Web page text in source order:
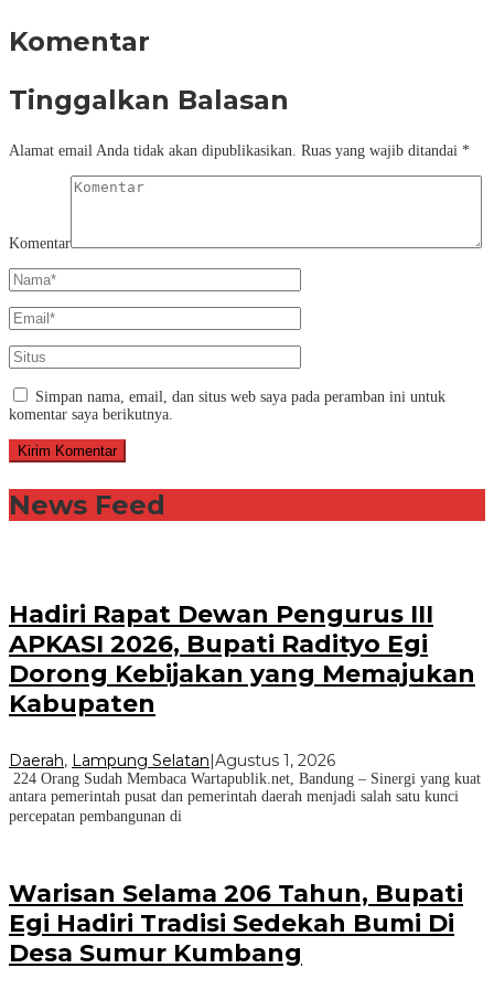
Komentar
Tinggalkan Balasan
Alamat email Anda tidak akan dipublikasikan. Ruas yang wajib ditandai *
Komentar
Simpan nama, email, dan situs web saya pada peramban ini untuk
komentar saya berikutnya.
News Feed
Hadiri Rapat Dewan Pengurus III
APKASI 2026, Bupati Radityo Egi
Dorong Kebijakan yang Memajukan
Kabupaten
Daerah, Lampung Selatan Agustus 1, 2026
224 Orang Sudah Membaca Wartapublik.net, Bandung – Sinergi yang kuat
antara pemerintah pusat dan pemerintah daerah menjadi salah satu kunci
percepatan pembangunan di
Warisan Selama 206 Tahun, Bupati
Egi Hadiri Tradisi Sedekah Bumi Di
Desa Sumur Kumbang